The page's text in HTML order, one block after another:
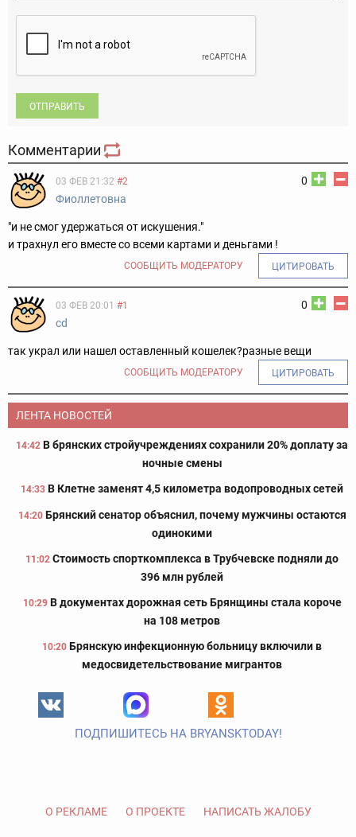
ОТПРАВИТЬ
Комментарии
0
03 ФЕВ 21:32 #2
Фиоллетовна
"и не смог удержаться от искушения."
и трахнул его вместе со всеми картами и деньгами !
СООБЩИТЬ МОДЕРАТОРУ ЦИТИРОВАТЬ
0
03 ФЕВ 20:01 #1
cd
так украл или нашел оставленный кошелек?разные вещи
СООБЩИТЬ МОДЕРАТОРУ ЦИТИРОВАТЬ
ЛЕНТА НОВОСТЕЙ
14:42 В брянских стройучреждениях сохранили 20% доплату за
ночные смены
14:33 В Клетне заменят 4,5 километра водопроводных сетей
14:20 Брянский сенатор объяснил, почему мужчины остаются
одинокими
11:02 Стоимость спорткомплекса в Трубчевске подняли до
396 млн рублей
10:29 В документах дорожная сеть Брянщины стала короче
на 108 метров
10:20 Брянскую инфекционную больницу включили в
медосвидетельствование мигрантов
ПОДПИШИТЕСЬ НА BRYANSKTODAY!
О РЕКЛАМЕ О ПРОЕКТЕ НАПИСАТЬ ЖАЛОБУ